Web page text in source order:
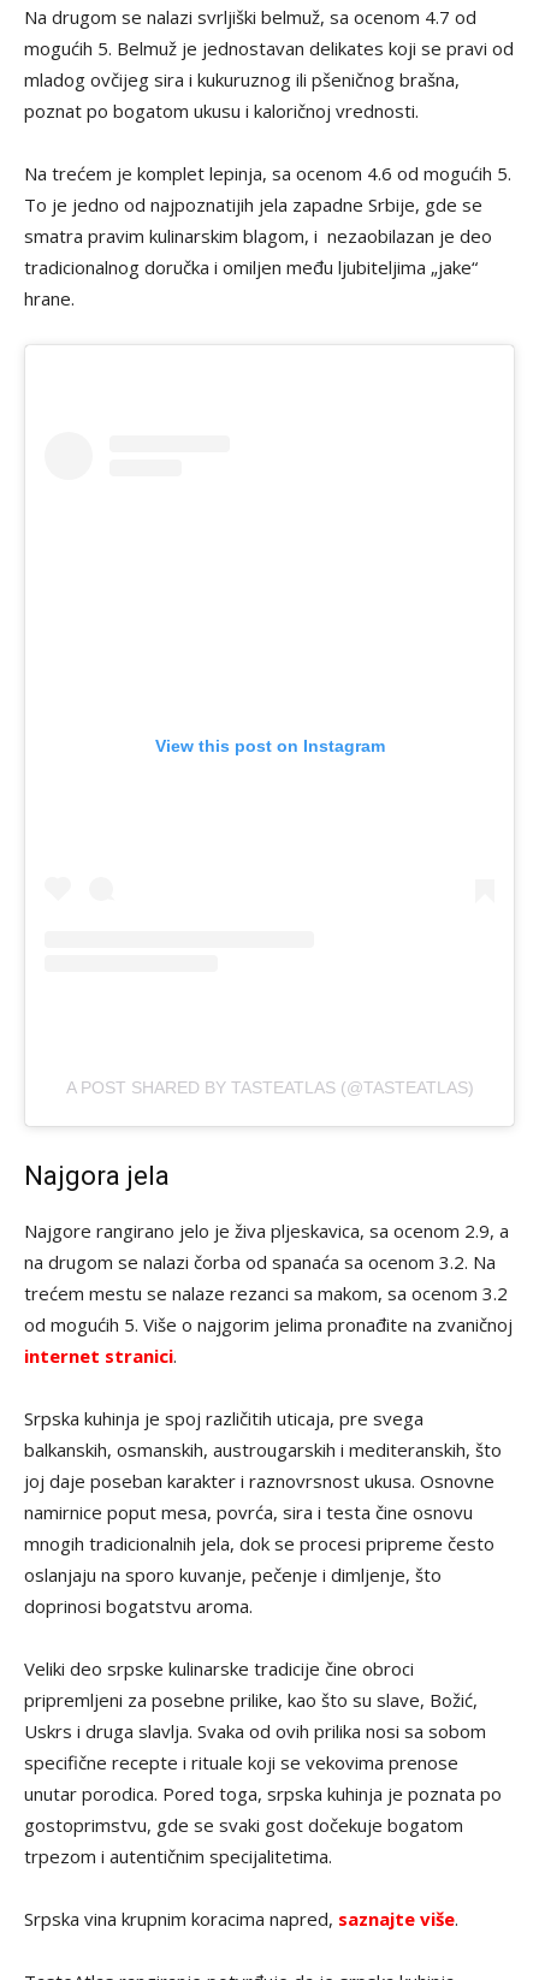
Na drugom se nalazi svrljiški belmuž, sa ocenom 4.7 od
mogućih 5. Belmuž je jednostavan delikates koji se pravi od
mladog ovčijeg sira i kukuruznog ili pšeničnog brašna,
poznat po bogatom ukusu i kaloričnoj vrednosti.
Na trećem je komplet lepinja, sa ocenom 4.6 od mogućih 5.
To je jedno od najpoznatijih jela zapadne Srbije, gde se
smatra pravim kulinarskim blagom, i nezaobilazan je deo
tradicionalnog doručka i omiljen među ljubiteljima „jake“
hrane.
View this post on Instagram
A POST SHARED BY TASTEATLAS (@TASTEATLAS)
Najgora jela
Najgore rangirano jelo je živa pljeskavica, sa ocenom 2.9, a
na drugom se nalazi čorba od spanaća sa ocenom 3.2. Na
trećem mestu se nalaze rezanci sa makom, sa ocenom 3.2
od mogućih 5. Više o najgorim jelima pronađite na zvaničnoj
internet stranici.
Srpska kuhinja je spoj različitih uticaja, pre svega
balkanskih, osmanskih, austrougarskih i mediteranskih, što
joj daje poseban karakter i raznovrsnost ukusa. Osnovne
namirnice poput mesa, povrća, sira i testa čine osnovu
mnogih tradicionalnih jela, dok se procesi pripreme često
oslanjaju na sporo kuvanje, pečenje i dimljenje, što
doprinosi bogatstvu aroma.
Veliki deo srpske kulinarske tradicije čine obroci
pripremljeni za posebne prilike, kao što su slave, Božić,
Uskrs i druga slavlja. Svaka od ovih prilika nosi sa sobom
specifične recepte i rituale koji se vekovima prenose
unutar porodica. Pored toga, srpska kuhinja je poznata po
gostoprimstvu, gde se svaki gost dočekuje bogatom
trpezom i autentičnim specijalitetima.
Srpska vina krupnim koracima napred, saznajte više.